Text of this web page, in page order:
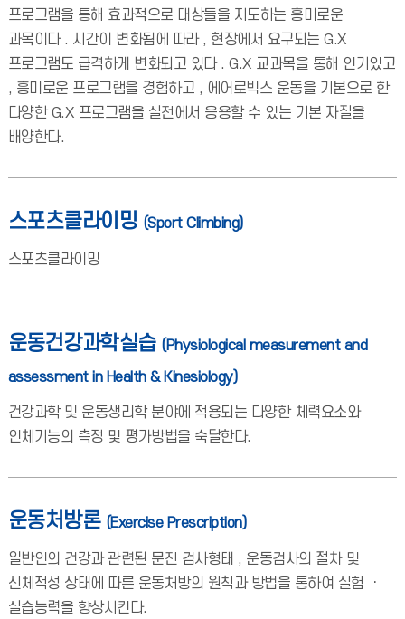
프로그램을 통해 효과적으로 대상들을 지도하는 흥미로운
과목이다 . 시간이 변화됨에 따라 , 현장에서 요구되는 G.X
프로그램도 급격하게 변화되고 있다 . G.X 교과목을 통해 인기있고
, 흥미로운 프로그램을 경험하고 , 에어로빅스 운동을 기본으로 한
다양한 G.X 프로그램을 실전에서 응용할 수 있는 기본 자질을
배양한다.
스포츠클라이밍 (Sport Climbing)
스포츠클라이밍
운동건강과학실습 (Physiological measurement and
assessment in Health & Kinesiology)
건강과학 및 운동생리학 분야에 적용되는 다양한 체력요소와
인체기능의 측정 및 평가방법을 숙달한다.
운동처방론 (Exercise Prescription)
일반인의 건강과 관련된 문진 검사형태 , 운동검사의 절차 및
신체적성 상태에 따른 운동처방의 원칙과 방법을 통하여 실험 ㆍ
실습능력을 향상시킨다.